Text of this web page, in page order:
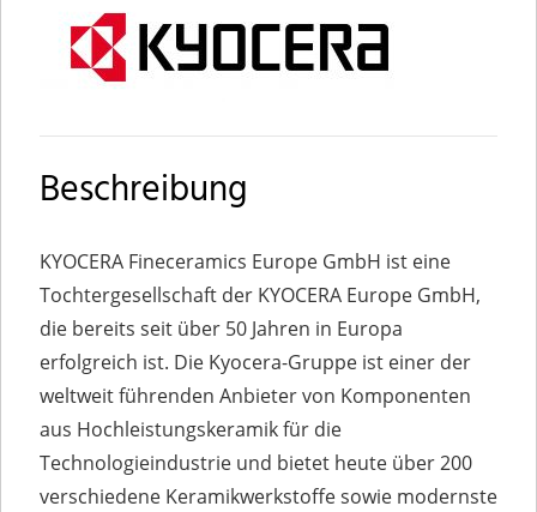
Beschreibung
KYOCERA Fineceramics Europe GmbH ist eine
Tochtergesellschaft der KYOCERA Europe GmbH,
die bereits seit über 50 Jahren in Europa
erfolgreich ist. Die Kyocera-Gruppe ist einer der
weltweit führenden Anbieter von Komponenten
aus Hochleistungskeramik für die
Technologieindustrie und bietet heute über 200
verschiedene Keramikwerkstoffe sowie modernste